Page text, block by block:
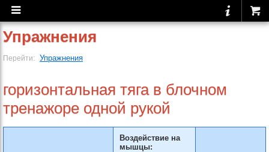
Упражнения
Перейти: Упражнения
горизонтальная тяга в блочном
тренажоре одной рукой
Воздействие на
мышцы: